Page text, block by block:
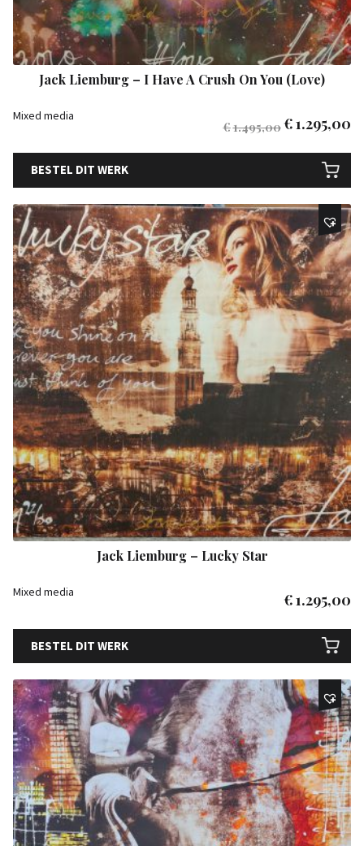
Jack Liemburg – I Have A Crush On You (Love)
Mixed media
€1.495,00€1.295,00
BESTEL DIT WERK
Jack Liemburg – Lucky Star
Mixed media €1.295,00
BESTEL DIT WERK